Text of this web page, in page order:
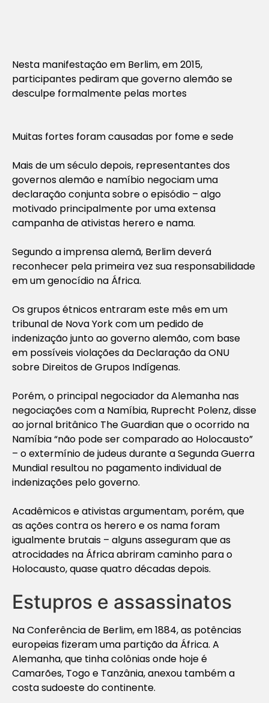
Nesta manifestação em Berlim, em 2015,
participantes pediram que governo alemão se
desculpe formalmente pelas mortes
Muitas fortes foram causadas por fome e sede
Mais de um século depois, representantes dos
governos alemão e namíbio negociam uma
declaração conjunta sobre o episódio – algo
motivado principalmente por uma extensa
campanha de ativistas herero e nama.
Segundo a imprensa alemã, Berlim deverá
reconhecer pela primeira vez sua responsabilidade
em um genocídio na África.
Os grupos étnicos entraram este mês em um
tribunal de Nova York com um pedido de
indenização junto ao governo alemão, com base
em possíveis violações da Declaração da ONU
sobre Direitos de Grupos Indígenas.
Porém, o principal negociador da Alemanha nas
negociações com a Namíbia, Ruprecht Polenz, disse
ao jornal britânico The Guardianque o ocorrido na
Namíbia “não pode ser comparado ao Holocausto”
– o extermínio de judeus durante a Segunda Guerra
Mundial resultou no pagamento individual de
indenizações pelo governo.
Acadêmicos e ativistas argumentam, porém, que
as ações contra os herero e os nama foram
igualmente brutais – alguns asseguram que as
atrocidades na África abriram caminho para o
Holocausto, quase quatro décadas depois.
Estupros e assassinatos
Na Conferência de Berlim, em 1884, as potências
europeias fizeram uma partição da África. A
Alemanha, que tinha colônias onde hoje é
Camarões, Togo e Tanzânia, anexou também a
costa sudoeste do continente.